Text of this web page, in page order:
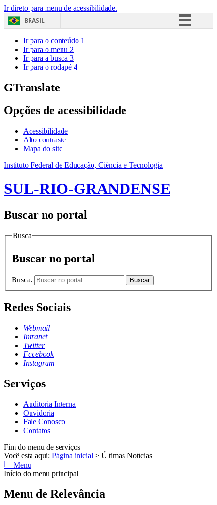
Ir direto para menu de acessibilidade.
BRASIL
Ir para o conteúdo 1
Ir para o menu 2
Ir para a busca 3
Ir para o rodapé 4
GTranslate
Opções de acessibilidade
Acessibilidade
Alto contraste
Mapa do site
Instituto Federal de Educação, Ciência e Tecnologia
SUL-RIO-GRANDENSE
Buscar no portal
Busca
Buscar no portal
Busca: Buscar
Redes Sociais
Webmail
Intranet
Twitter
Facebook
Instagram
Serviços
Auditoria Interna
Ouvidoria
Fale Conosco
Contatos
Fim do menu de serviços
Você está aqui: Página inicial > Últimas Notícias
Menu
Início do menu principal
Menu de Relevância